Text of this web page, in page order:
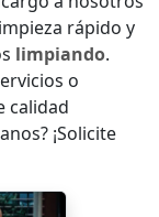
rápido y
limpiando.
o
calidad
¡Solicite